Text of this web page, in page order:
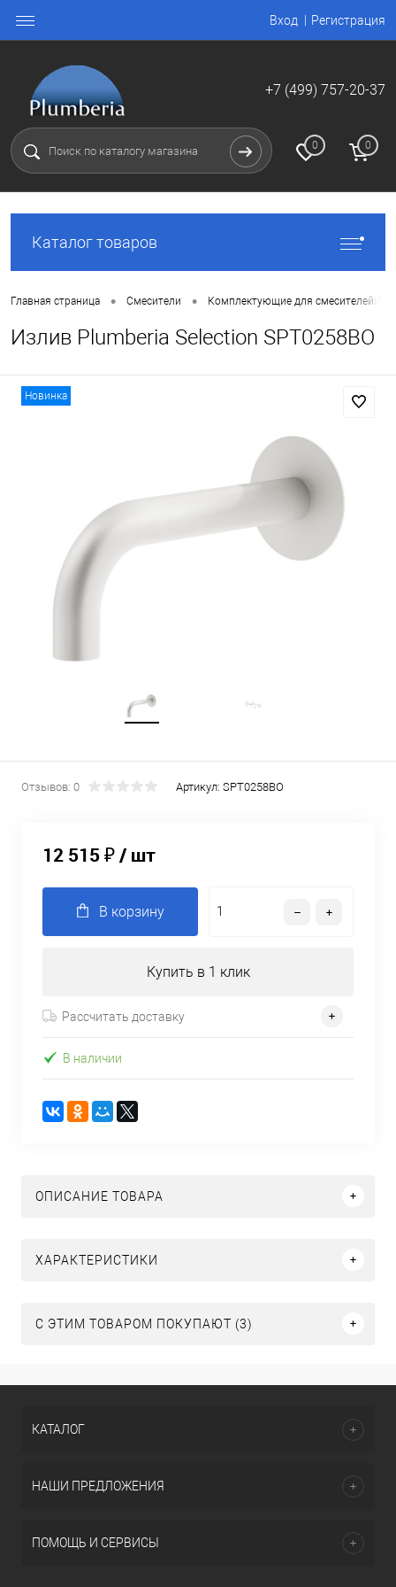
Вход Регистрация
+7 (499) 757-20-37
0 0
Каталог товаров
Главная страница • Смесители • Комплектующие для смесителей
Излив Plumberia Selection SPT0258BO
Новинка
Отзывов: 0 Артикул: SPT0258BO
12 515 ₽/ шт
В корзину
Купить в 1 клик
Рассчитать доставку
В наличии
ОПИСАНИЕ ТОВАРА
ХАРАКТЕРИСТИКИ
С ЭТИМ ТОВАРОМ ПОКУПАЮТ (3)
КАТАЛОГ
НАШИ ПРЕДЛОЖЕНИЯ
ПОМОЩЬ И СЕРВИСЫ